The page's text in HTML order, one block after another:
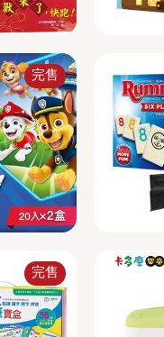
完售
完售